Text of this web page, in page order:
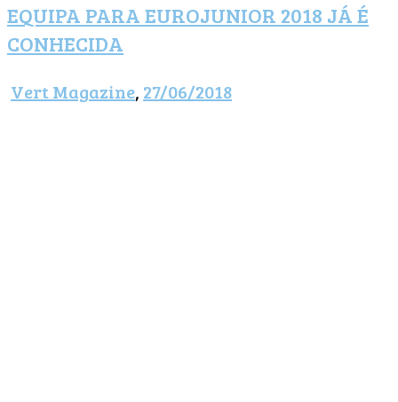
EQUIPA PARA EUROJUNIOR 2018 JÁ É
CONHECIDA
Vert Magazine, 27/06/2018